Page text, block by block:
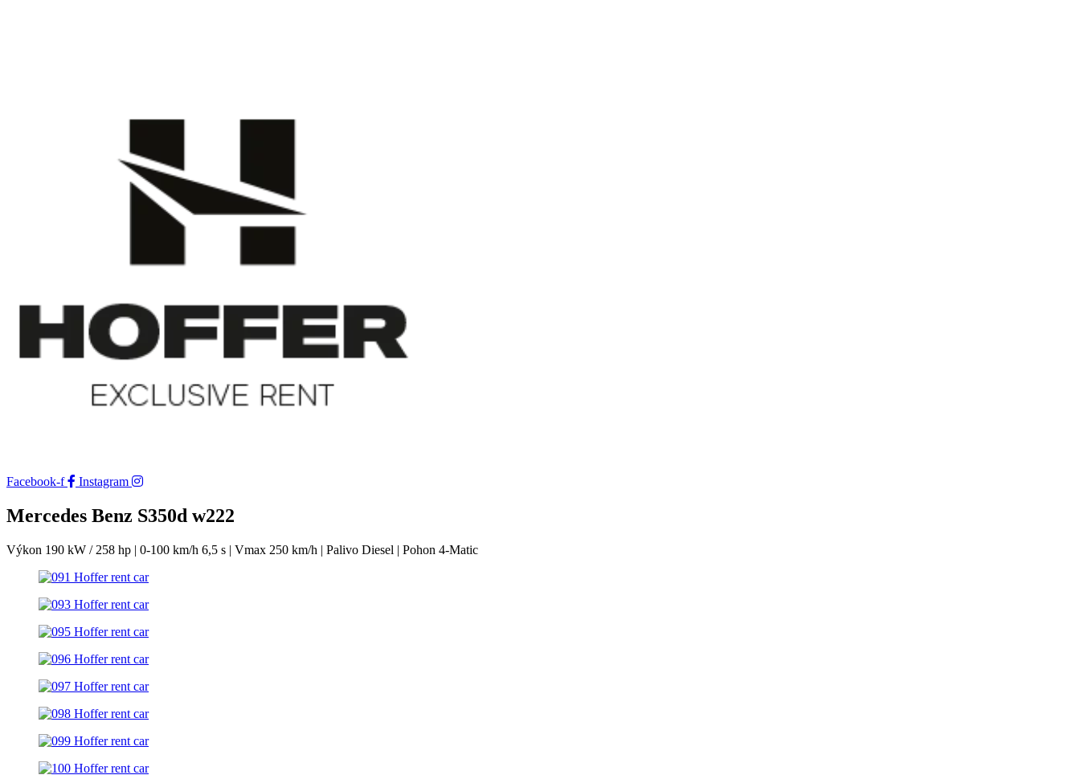
Facebook-f Instagram
Mercedes Benz S350d w222
Výkon 190 kW / 258 hp | 0-100 km/h 6,5 s | Vmax 250 km/h | Palivo Diesel | Pohon 4-Matic